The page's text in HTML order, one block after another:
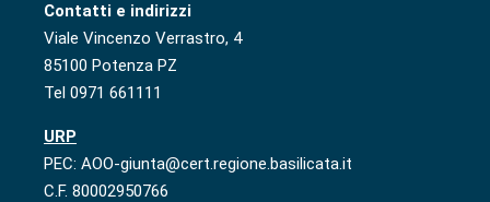
Contatti e indirizzi
Viale Vincenzo Verrastro, 4
85100 Potenza PZ
Tel 0971 661111
URP
PEC: AOO-giunta@cert.regione.basilicata.it
C.F. 80002950766